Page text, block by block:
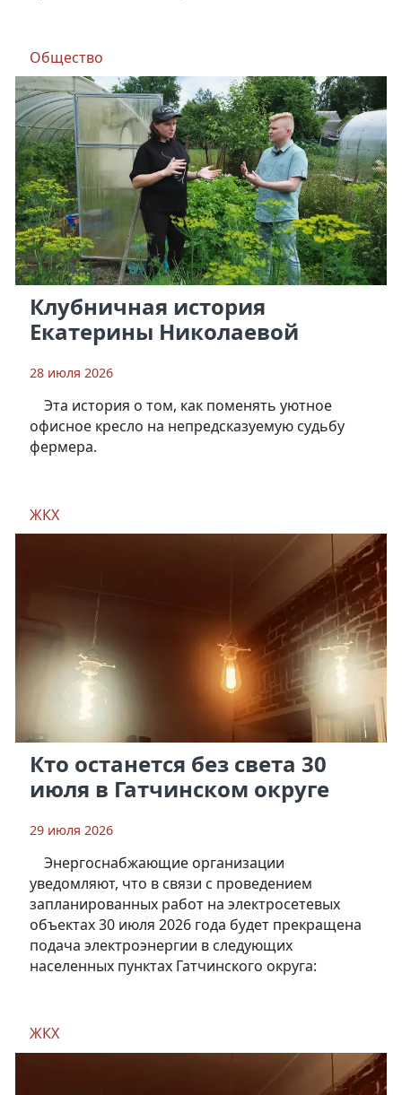
Общество
Клубничная история
Екатерины Николаевой
28 июля 2026
Эта история о том, как поменять уютное
офисное кресло на непредсказуемую судьбу
фермера.
ЖКХ
Кто останется без света 30
июля в Гатчинском округе
29 июля 2026
Энергоснабжающие организации
уведомляют, что в связи с проведением
запланированных работ на электросетевых
объектах 30 июля 2026 года будет прекращена
подача электроэнергии в следующих
населенных пунктах Гатчинского округа:
ЖКХ